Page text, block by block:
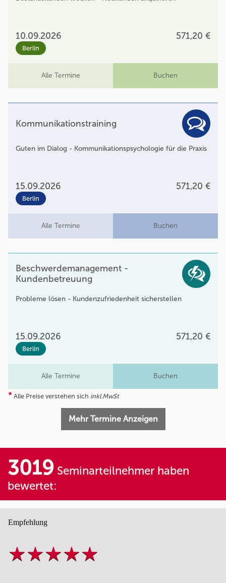
10.09.2026 571,20 €
Berlin
Alle Termine Buchen
Kommunikationstraining
Guten im Dialog - Kommunikationspsychologie für die Praxis
15.09.2026 571,20 €
Berlin
Alle Termine Buchen
Beschwerdemanagement -
Kundenbetreuung
Probleme lösen - Kundenzufriedenheit sicherstellen
15.09.2026 571,20 €
Berlin
Alle Termine Buchen
* Alle Preise verstehen sich inkl.MwSt
Mehr Termine Anzeigen
3019 Seminarteilnehmer haben
bewertet:
Empfehlung